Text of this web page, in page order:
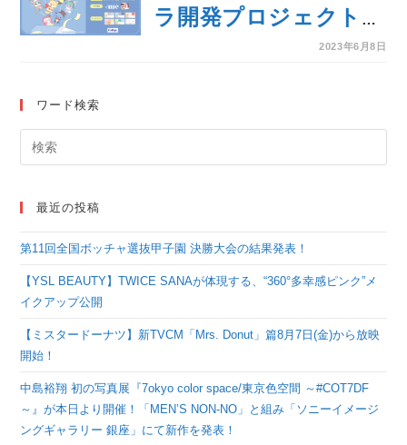
ラ開発プロジェクトか
『ルートミー』との期
間限定コラボが決定！
2023年6月8日
ワード検索
最近の投稿
第11回全国ボッチャ選抜甲子園 決勝大会の結果発表！
【YSL BEAUTY】TWICE SANAが体現する、“360°多幸感ピンク”メ
イクアップ公開
【ミスタードーナツ】新TVCM「Mrs. Donut」篇8月7日(金)から放映
開始！
中島裕翔 初の写真展『7okyo color space/東京色空間 ～#COT7DF
～』が本日より開催！「MEN’S NON-NO」と組み「ソニーイメージ
ングギャラリー 銀座」にて新作を発表！